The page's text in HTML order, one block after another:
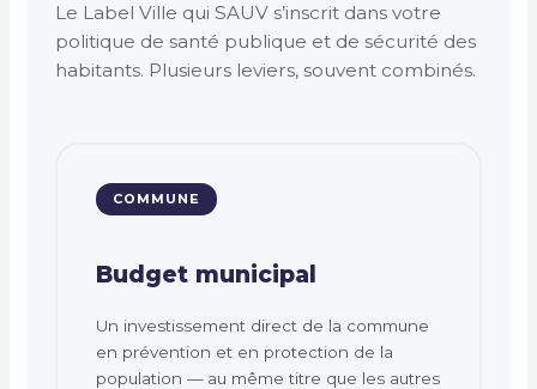
Le Label Ville qui SAUV s’inscrit dans votre
politique de santé publique et de sécurité des
habitants. Plusieurs leviers, souvent combinés.
COMMUNE
Budget municipal
Un investissement direct de la commune
en prévention et en protection de la
population — au même titre que les autres